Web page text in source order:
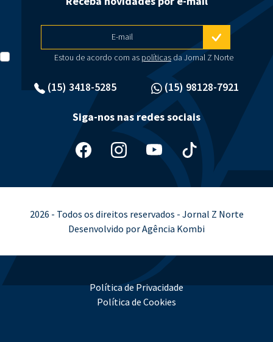
(15) 3418-5285 (15) 98128-7921
E-mail
Estou de acordo com as políticasda Jornal Z Norte
Siga-nos nas redes sociais
2026 - Todos os direitos reservados - Jornal Z Norte
Desenvolvido por Agência Kombi
Política de Privacidade
Política de Cookies